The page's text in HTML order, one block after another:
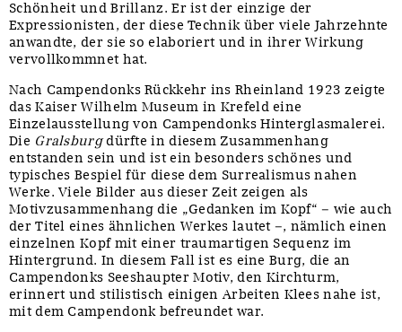
Schönheit und Brillanz. Er ist der einzige der
Expressionisten, der diese Technik über viele Jahrzehnte
anwandte, der sie so elaboriert und in ihrer Wirkung
vervollkommnet hat.
Nach Campendonks Rückkehr ins Rheinland 1923 zeigte
das Kaiser Wilhelm Museum in Krefeld eine
Einzelausstellung von Campendonks Hinterglasmalerei.
Die Gralsburgdürfte in diesem Zusammenhang
entstanden sein und ist ein besonders schönes und
typisches Bespiel für diese dem Surrealismus nahen
Werke. Viele Bilder aus dieser Zeit zeigen als
Motivzusammenhang die „Gedanken im Kopf“ – wie auch
der Titel eines ähnlichen Werkes lautet –, nämlich einen
einzelnen Kopf mit einer traumartigen Sequenz im
Hintergrund. In diesem Fall ist es eine Burg, die an
Campendonks Seeshaupter Motiv, den Kirchturm,
erinnert und stilistisch einigen Arbeiten Klees nahe ist,
mit dem Campendonk befreundet war.